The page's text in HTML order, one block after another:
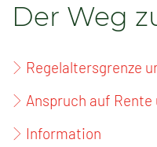
Der Weg
Regelaltersgrenze
Anspruch auf Rente
Information